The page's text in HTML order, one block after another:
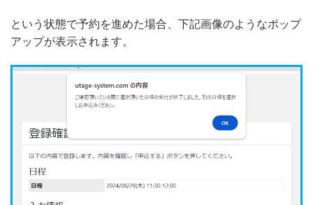
という状態で予約を進めた場合、下記画像のようなポップ
アップが表示されます。